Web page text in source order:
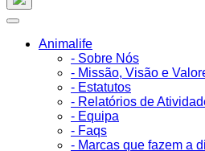
Animalife
- Sobre Nós
- Missão, Visão e
- Estatutos
- Relatórios de
- Equipa
- Faqs
- Marcas que fazem a